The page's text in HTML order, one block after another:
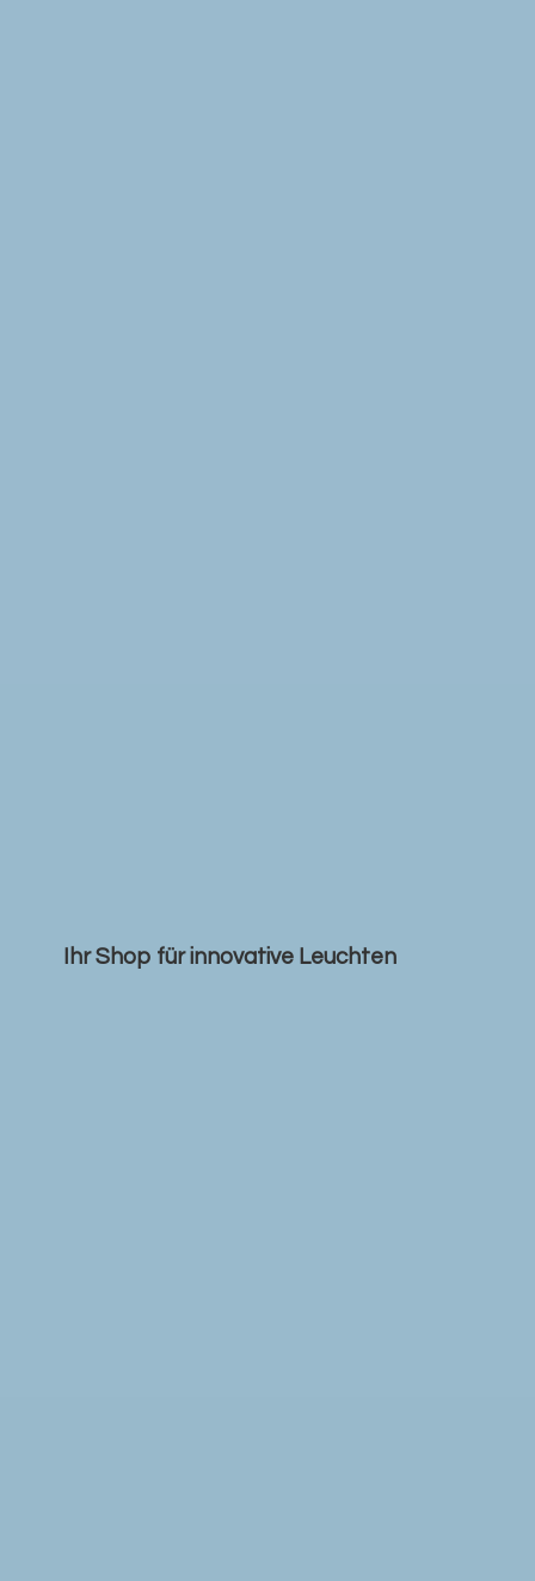
Ihr Shop fürinnovative Leuchten